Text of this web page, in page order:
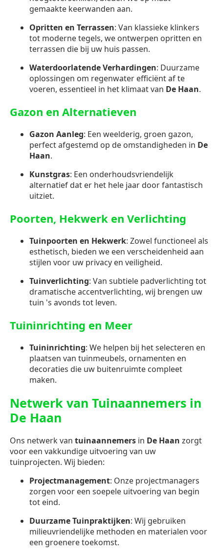
gemaakte keerwanden aan.
Opritten en Terrassen: Van klassieke klinkers
tot moderne tegels, we ontwerpen opritten en
terrassen die bij uw huis passen.
Waterdoorlatende Verhardingen: Duurzame
oplossingen om regenwater efficiënt af te
voeren, essentieel in het klimaat van De Haan.
Gazon en Alternatieven
Gazon Aanleg: Een weelderig, groen gazon,
perfect afgestemd op de omstandigheden in De
Haan.
Kunstgras: Een onderhoudsvriendelijk
alternatief dat er het hele jaar door fantastisch
uitziet.
Poorten, Hekwerk en Verlichting
Tuinpoorten en Hekwerk: Zowel functioneel als
esthetisch, bieden we een verscheidenheid aan
stijlen voor uw privacy en veiligheid.
Tuinverlichting: Van subtiele padverlichting tot
dramatische accentverlichting, wij brengen uw
tuin 's avonds tot leven.
Tuininrichting en Meer
Tuininrichting: We helpen bij het selecteren en
plaatsen van tuinmeubels, ornamenten en
decoraties die uw buitenruimte compleet
maken.
Netwerk van Tuinaannemers in
De Haan
Ons netwerk van tuinaannemers in De Haan zorgt
voor een vakkundige uitvoering van uw
tuinprojecten. Wij bieden:
Projectmanagement: Onze projectmanagers
zorgen voor een soepele uitvoering van begin
tot eind.
Duurzame Tuinpraktijken: Wij gebruiken
milieuvriendelijke methoden en materialen voor
een groenere toekomst.